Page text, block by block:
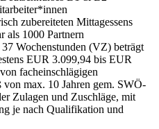
zubereiteten Mittagessens
als 1000 Partnern
Wochenstunden (VZ) beträgt
EUR 3.099,94 bis EUR
facheinschlägigen
max. 10 Jahren gem. SWÖ-
Zulagen und Zuschläge, mit
je nach Qualifikation und